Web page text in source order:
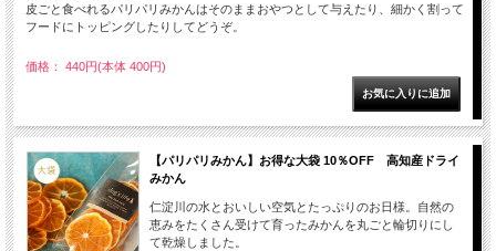
皮ごと食べれるパリパリみかんはそのままおやつとして与えたり、細かく割って
フードにトッピングしたりしてどうぞ。
価格： 440円(本体 400円)
【パリパリみかん】お得な大袋 10％OFF 高知産ドライ
みかん
仁淀川の水とおいしい空気とたっぷりのお日様。自然の
恵みをたくさん受けて育ったみかんを丸ごと輪切りにし
て乾燥しました。